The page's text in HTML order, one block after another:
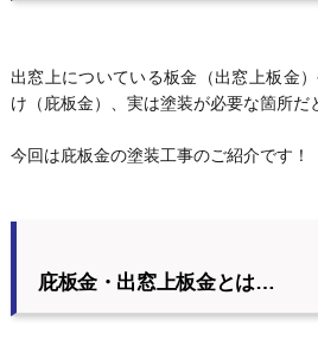
出窓上についている板金（出窓上板金
け（庇板金）、実は塗装が必要な箇所だ
今回は庇板金の塗装工事のご紹介です！
庇板金・出窓上板金とは…